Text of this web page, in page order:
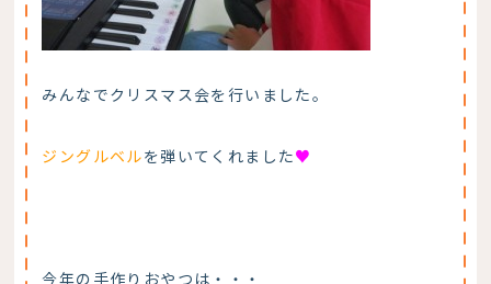
みんなでクリスマス会を行いました。
ジングルベルを弾いてくれました♥
今年の手作りおやつは・・・